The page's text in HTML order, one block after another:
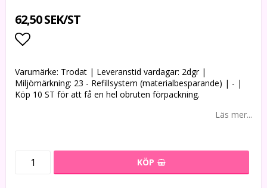
62,50 SEK/ST
Varumärke: Trodat | Leveranstid vardagar: 2dgr |
Miljömärkning: 23 - Refillsystem (materialbesparande) | - |
Köp 10 ST för att få en hel obruten förpackning.
Läs mer...
KÖP